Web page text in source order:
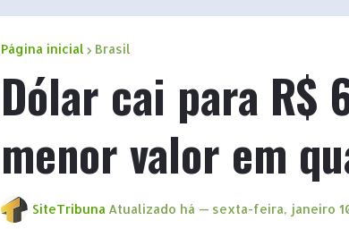
Página inicial Brasil
Dólar cai para R$
menor valor em
SiteTribuna Atualizado há — sexta-feira, janeiro